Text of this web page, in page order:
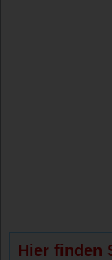
Hier finden